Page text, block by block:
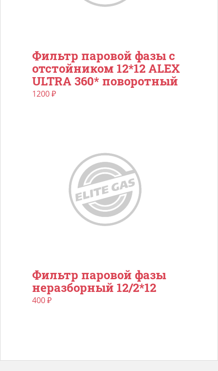
Фильтр паровой фазы с
отстойником 12*12 ALEX
ULTRA 360* поворотный
1200₽
Фильтр паровой фазы
неразборный 12/2*12
400₽